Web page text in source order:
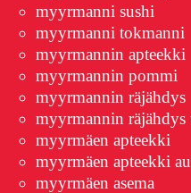
myyrmanni sushi
myyrmanni tokmanni
myyrmannin apteekki
myyrmannin pommi
myyrmannin räjähdys
myyrmannin räjähdys
myyrmäen apteekki
myyrmäen apteekki
myyrmäen asema